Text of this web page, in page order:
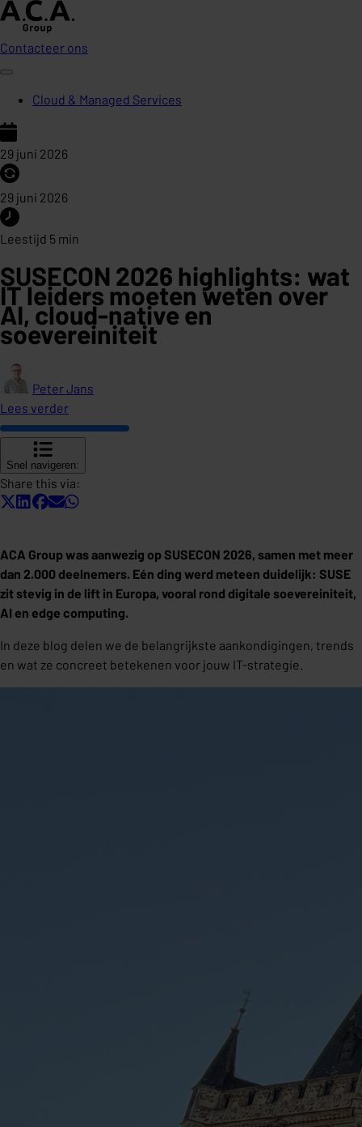
Contacteer ons
Cloud & Managed Services
29 juni 2026
29 juni 2026
Leestijd 5 min
SUSECON 2026 highlights: wat
IT leiders moeten weten over
AI, cloud-native en
soevereiniteit
Peter Jans
Lees verder
Snel navigeren:
Share this via:
ACA Group was aanwezig op SUSECON 2026, samen met meer
dan 2.000 deelnemers. Eén ding werd meteen duidelijk: SUSE
zit stevig in de lift in Europa, vooral rond digitale soevereiniteit,
AI en edge computing.
In deze blog delen we de belangrijkste aankondigingen, trends
en wat ze concreet betekenen voor jouw IT-strategie.